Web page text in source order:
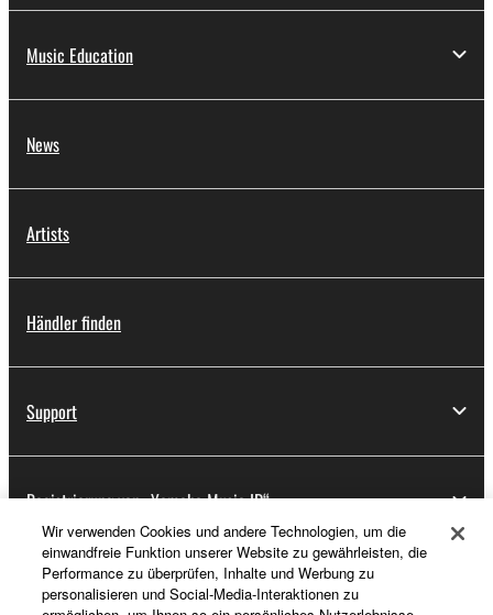
Music Education
News
Artists
Händler finden
Support
Registrierung von „Yamaha Music ID“
Über Yamaha
Wir verwenden Cookies und andere Technologien, um die
einwandfreie Funktion unserer Website zu gewährleisten, die
Performance zu überprüfen, Inhalte und Werbung zu
personalisieren und Social-Media-Interaktionen zu